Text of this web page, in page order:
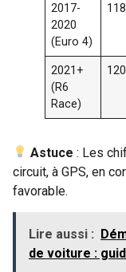
2017-
2020
(Euro 4)
118
2021+
(R6
Race)
120
Astuce : Les
circuit, à GPS, en
favorable.
Lire aussi :
de voiture :